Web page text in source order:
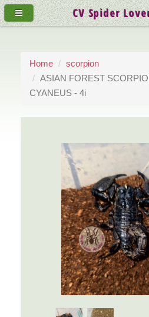
Home
scorpion
ASIAN FOREST
CYANEUS - 4i
CV Spider